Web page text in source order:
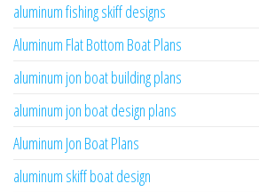
aluminum fishing skiff designs
Aluminum Flat Bottom Boat Plans
aluminum jon boat building plans
aluminum jon boat design plans
Aluminum Jon Boat Plans
aluminum skiff boat design